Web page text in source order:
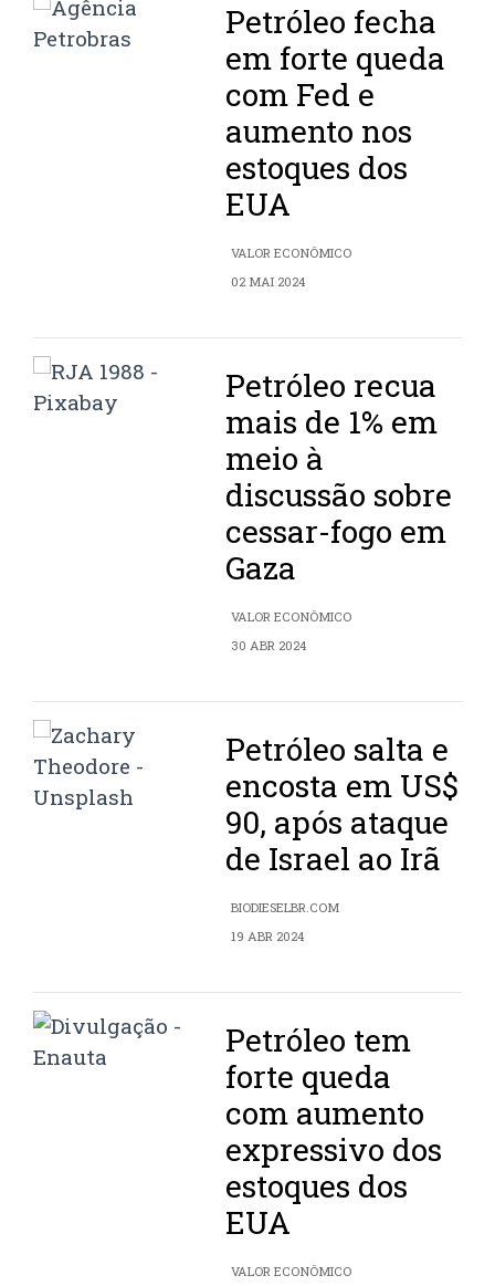
Petróleo fecha
em forte queda
com Fed e
aumento nos
estoques dos
EUA
VALOR ECONÔMICO
02 MAI 2024
Petróleo recua
mais de 1% em
meio à
discussão sobre
cessar-fogo em
Gaza
VALOR ECONÔMICO
30 ABR 2024
Petróleo salta e
encosta em US$
90, após ataque
de Israel ao Irã
BIODIESELBR.COM
19 ABR 2024
Petróleo tem
forte queda
com aumento
expressivo dos
estoques dos
EUA
VALOR ECONÔMICO